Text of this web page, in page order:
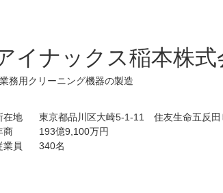
イナックス稲本株式
務用クリーニング機器の製造
在地
東京都品川区大崎5-1-11 住友生命五反田
商
193億9,100万円
業員
340名